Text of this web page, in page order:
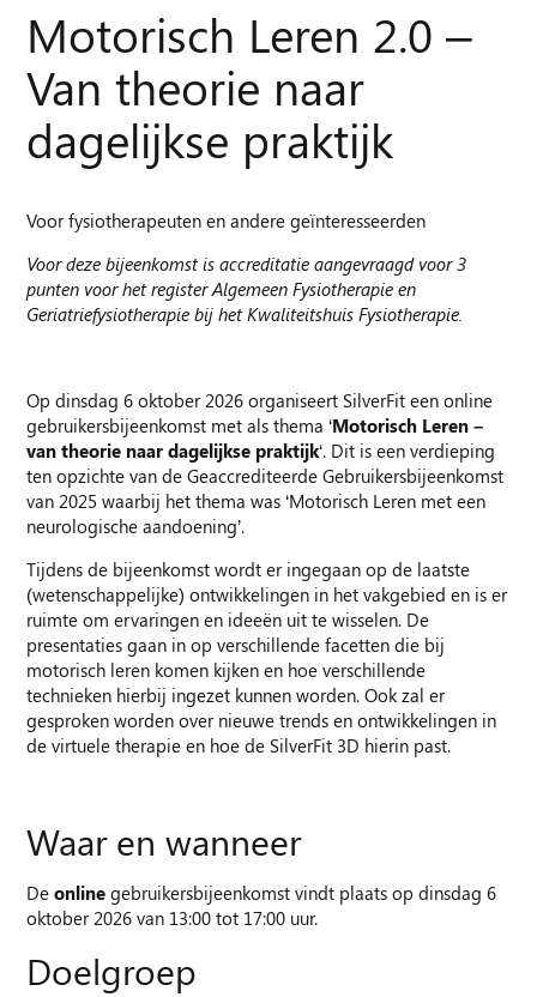
Motorisch Leren 2.0 –
Van theorie naar
dagelijkse praktijk
Voor fysiotherapeuten en andere geïnteresseerden
Voor deze bijeenkomst is accreditatie aangevraagd voor 3
punten voor het register Algemeen Fysiotherapie en
Geriatriefysiotherapie bij het Kwaliteitshuis Fysiotherapie.
Op dinsdag 6 oktober 2026 organiseert SilverFit een online
gebruikersbijeenkomst met als thema ‘Motorisch Leren –
van theorie naar dagelijkse praktijk‘. Dit is een verdieping
ten opzichte van de Geaccrediteerde Gebruikersbijeenkomst
van 2025 waarbij het thema was ‘Motorisch Leren met een
neurologische aandoening’.
Tijdens de bijeenkomst wordt er ingegaan op de laatste
(wetenschappelijke) ontwikkelingen in het vakgebied en is er
ruimte om ervaringen en ideeën uit te wisselen. De
presentaties gaan in op verschillende facetten die bij
motorisch leren komen kijken en hoe verschillende
technieken hierbij ingezet kunnen worden. Ook zal er
gesproken worden over nieuwe trends en ontwikkelingen in
de virtuele therapie en hoe de SilverFit 3D hierin past.
Waar en wanneer
Deonline gebruikersbijeenkomst vindt plaats op dinsdag 6
oktober 2026 van 13:00 tot 17:00 uur.
Doelgroep